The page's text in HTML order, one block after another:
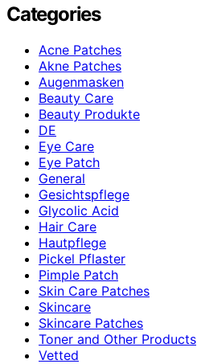
Categories
Acne Patches
Akne Patches
Augenmasken
Beauty Care
Beauty Produkte
DE
Eye Care
Eye Patch
General
Gesichtspflege
Glycolic Acid
Hair Care
Hautpflege
Pickel Pflaster
Pimple Patch
Skin Care Patches
Skincare
Skincare Patches
Toner and Other Products
Vetted